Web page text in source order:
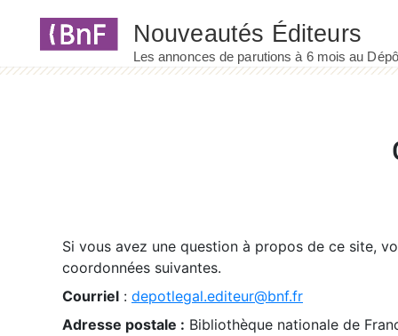
Si vous avez une question à propos de ce site,
coordonnées suivantes.
Courriel : depotlegal.editeur@bnf.fr
Adresse postale : Bibliothèque nationale de